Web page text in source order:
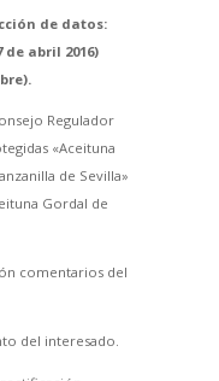
de datos:
de abril 2016)
Regulador
«Aceituna
de Sevilla»
Gordal de
comentarios del
del interesado.